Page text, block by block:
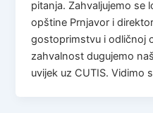
pitanja. Zahvaljujemo se
opštine Prnjavor i
gostoprimstvu i odličnoj
zahvalnost dugujemo
uvijek uz CUTIS. Vidimo